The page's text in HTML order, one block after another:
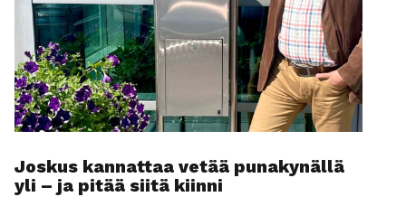
Jos­kus kan­nat­taa vetää puna­ky­näl­lä
yli – ja pitää sii­tä kiin­ni